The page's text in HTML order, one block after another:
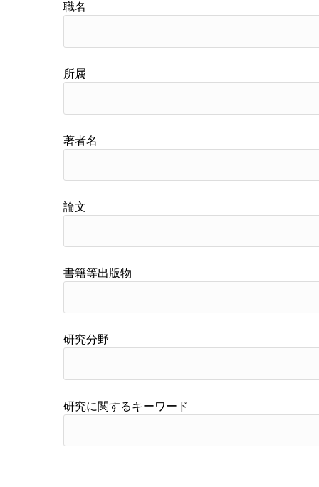
職名
所属
著者名
論文
書籍等出版物
研究分野
研究に関するキーワード